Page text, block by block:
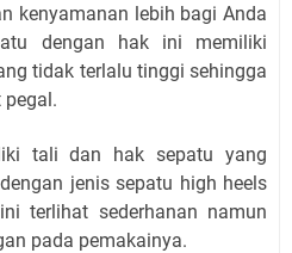
kenyamanan lebih bagi Anda
dengan hak ini memiliki
tidak terlalu tinggi sehingga
tali dan hak sepatu yang
jenis sepatu high heels
terlihat sederhanan namun
pada pemakainya.